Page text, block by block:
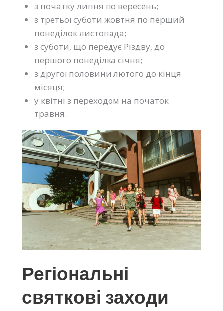
з початку липня по вересень;
з третьої суботи жовтня по перший
понеділок листопада;
з суботи, що передує Різдву, до
першого понеділка січня;
з другої половини лютого до кінця
місяця;
у квітні з переходом на початок
травня.
Регіональні
святкові заходи